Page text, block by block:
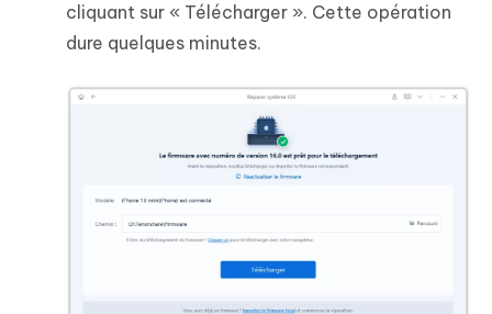
cliquant sur « Télécharger ». Cette opération
dure quelques minutes.